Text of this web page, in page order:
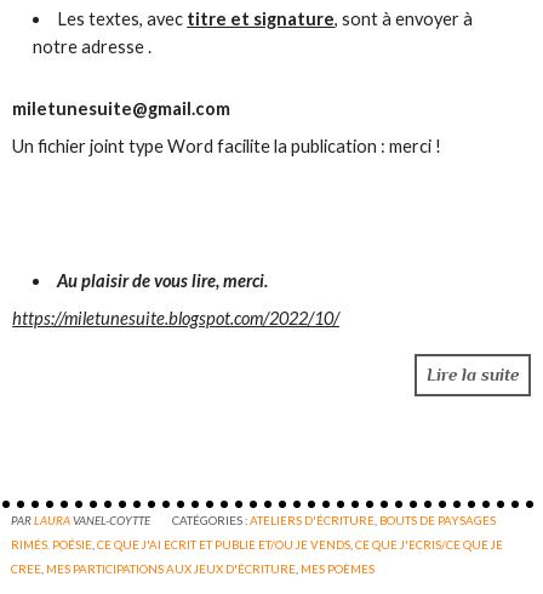
Les textes, avec titre et signature, sont à envoyer à
notre adresse .
miletunesuite@gmail.com
Un fichier joint type Word facilite la publication : merci !
Au plaisir de vous lire, merci.
https://miletunesuite.blogspot.com/2022/10/
Lire la suite
PARLAURAVANEL-COYTTE CATÉGORIES :ATELIERS D'ÉCRITURE BOUTS DE PAYSAGES
RIMÉS. POÉSIE ,CE QUE J'AI ECRIT ET PUBLIE ET/OU JE VENDS ,CE QUE J'ECRIS/CE QUE JE
CREE MES PARTICIPATIONS AUX JEUX D'ÉCRITURE MES POÈMES